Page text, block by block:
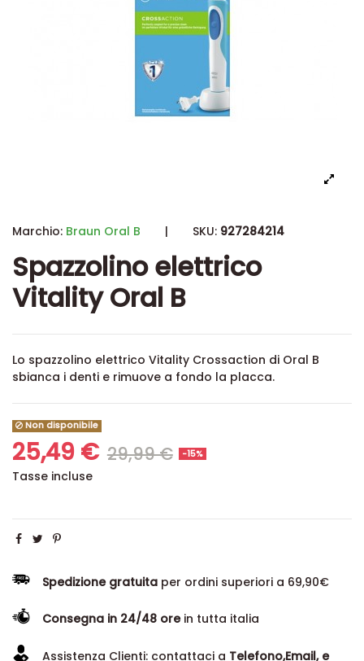
Marchio: Braun Oral B | SKU: 927284214
Spazzolino elettrico
Vitality Oral B
Lo spazzolino elettrico Vitality Crossaction di Oral B
sbianca i denti e rimuove a fondo la placca.
Non disponibile
25,49 € 29,99 € -15%
Tasse incluse
Spedizione gratuita per ordini superiori a 69,90€
Consegna in 24/48 orein tutta italia
Assistenza Clienti: contattaci a Telefono,Email, e